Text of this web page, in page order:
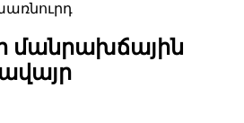
մանրախճային